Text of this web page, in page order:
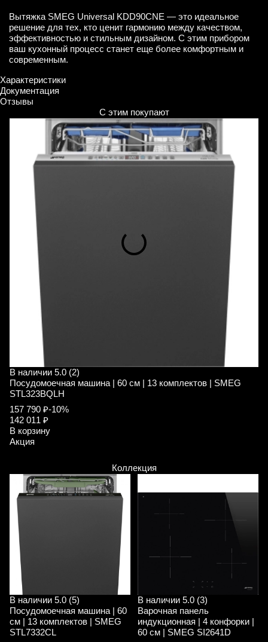
Вытяжка SMEG Universal KDD90CNE — это идеальное
решение для тех, кто ценит гармонию между качеством,
эффективностью и стильным дизайном. С этим прибором
ваш кухонный процесс станет еще более комфортным и
современным.
Характеристики
Документация
Отзывы
С этим покупают
В наличии 5.0 (2)
Посудомоечная машина | 60 см | 13 комплектов | SMEG
STL323BQLH
157 790 ₽-10%
142 011 ₽
В корзину
Акция
Коллекция
В наличии 5.0 (5)
Посудомоечная машина | 60
см | 13 комплектов | SMEG
STL7332CL
В наличии 5.0 (3)
Варочная панель
индукционная | 4 конфорки |
60 см | SMEG SI2641D